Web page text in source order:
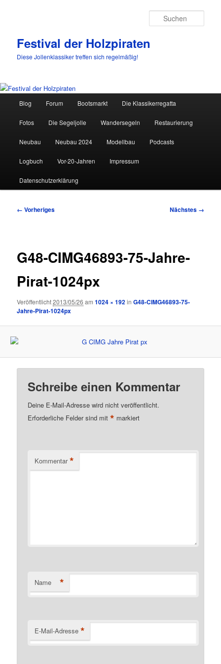
Festival der Holzpiraten
Diese Jollenklassiker treffen sich regelmäßig!
Zum
primären
Inhalt
springen
Blog Forum Bootsmarkt Die Klassikerregatta
Fotos Die Segeljolle Wandersegeln Restaurierung
Neubau Neubau 2024 Modellbau Podcasts
Logbuch Vor-20-Jahren Impressum
Datenschutzerklärung
Bilder-
← Vorheriges Nächstes →
G48-CIMG46893-75-Jahre-
Pirat-1024px
Veröffentlicht2013/05/26 am1024 × 192inG48-CIMG46893-75-
Jahre-Pirat-1024px
Schreibe einen Kommentar
Deine E-Mail-Adresse wird nicht veröffentlicht.
Erforderliche Felder sind mit* markiert
Kommentar *
Name *
E-Mail-Adresse *